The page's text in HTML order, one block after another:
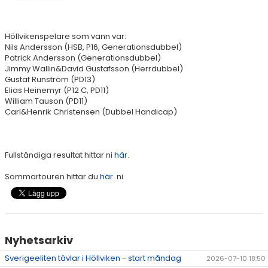
Höllvikenspelare som vann var:
Nils Andersson (HSB, P16, Generationsdubbel)
Patrick Andersson (Generationsdubbel)
Jimmy Wallin&David Gustafsson (Herrdubbel)
Gustaf Runström (PD13)
Elias Heinemyr (P12 C, PD11)
William Tauson (PD11)
Carl&Henrik Christensen (Dubbel Handicap)
Fullständiga resultat hittar ni här.
Sommartouren hittar du här. ni
Nyhetsarkiv
Sverigeeliten tävlar i Höllviken - start måndag 2026-07-10 18:50